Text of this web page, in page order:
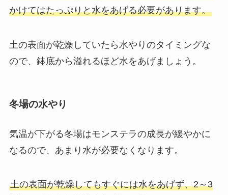
かけてはたっぷりと水をあげる必要があります。
土の表面が乾燥していたら水やりのタイミングな
ので、鉢底から溢れるほど水をあげましょう。
冬場の水やり
気温が下がる冬場はモンステラの成長が緩やかに
なるので、あまり水が必要なくなります。
土の表面が乾燥してもすぐには水をあげず、2～3